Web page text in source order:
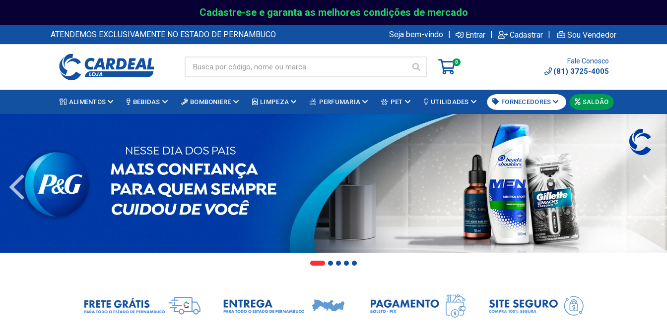
Cadastre-se e garanta as melhores condições de mercado
ATENDEMOS EXCLUSIVAMENTE NO ESTADO DE PERNAMBUCO Seja bem-vindo | Entrar | Cadastrar | Sou Vendedor
0 Fale Conosco
(81) 3725-4005
ALIMENTOS BEBIDAS BOMBONIERE LIMPEZA PERFUMARIA PET UTILIDADES FORNECEDORES SALDÃO